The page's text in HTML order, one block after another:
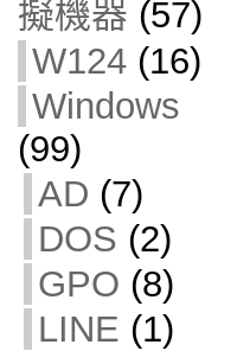
擬機器 (57)
W124(16)
Windows
(99)
AD (7)
DOS (2)
GPO (8)
LINE (1)